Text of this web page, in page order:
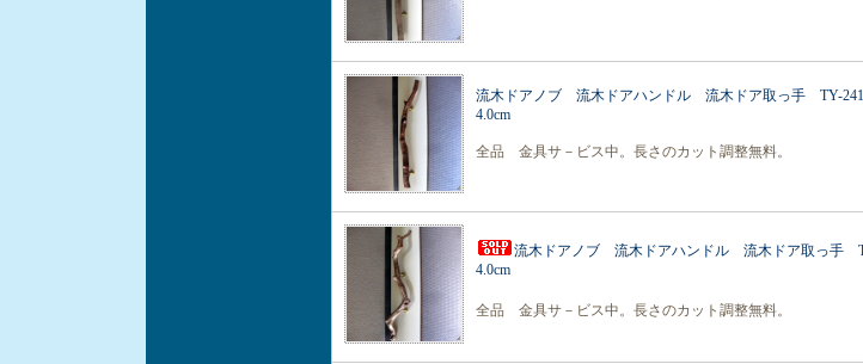
流木ドアノブ 流木ドアハンドル 流木ドア取っ手 TY-
4.0cm
全品 金具サ－ビス中。長さのカット調整無料。
流木ドアノブ 流木ドアハンドル 流木ドア取っ手
4.0cm
全品 金具サ－ビス中。長さのカット調整無料。